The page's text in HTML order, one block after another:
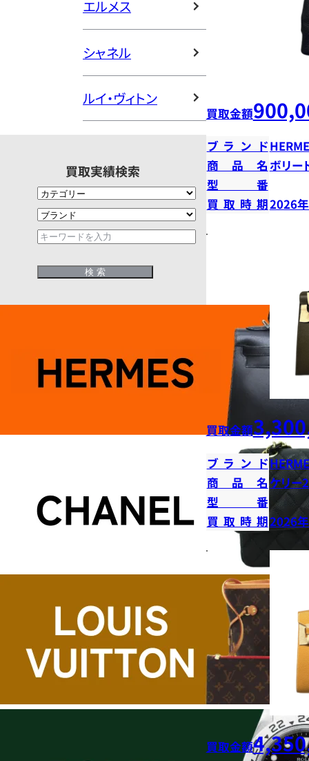
エルメス
シャネル
ルイ・ヴィトン
買取実績検索
買取金額
ブランド
商品名ボリー
型番
買取時期2026
買取金額
ブランド
商品名ケリー
型番
買取時期2026
買取金額